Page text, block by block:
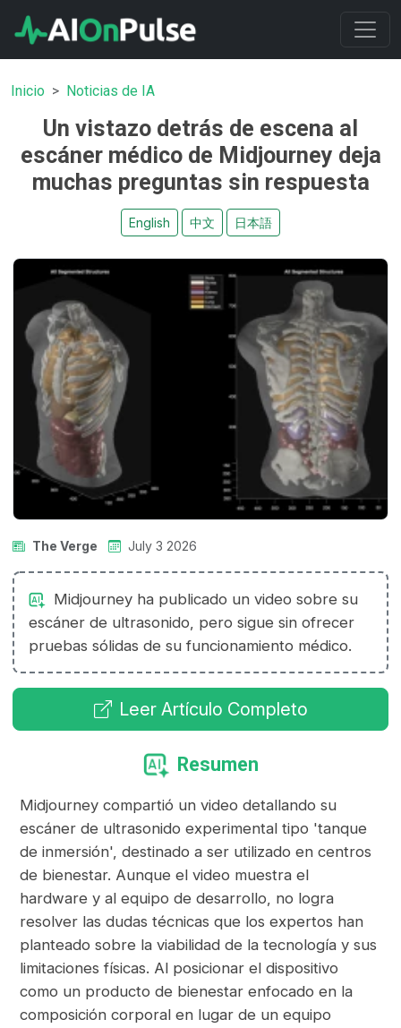
Inicio Noticias de IA
Un vistazo detrás de escena al
escáner médico de Midjourney deja
muchas preguntas sin respuesta
English 中文 日本語
The Verge July 3 2026
Midjourney ha publicado un video sobre su
escáner de ultrasonido, pero sigue sin ofrecer
pruebas sólidas de su funcionamiento médico.
Leer Artículo Completo
Resumen
Midjourney compartió un video detallando su
escáner de ultrasonido experimental tipo 'tanque
de inmersión', destinado a ser utilizado en centros
de bienestar. Aunque el video muestra el
hardware y al equipo de desarrollo, no logra
resolver las dudas técnicas que los expertos han
planteado sobre la viabilidad de la tecnología y sus
limitaciones físicas. Al posicionar el dispositivo
como un producto de bienestar enfocado en la
composición corporal en lugar de un equipo